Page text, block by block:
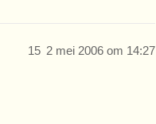
2 mei 2006 om 14:27
15